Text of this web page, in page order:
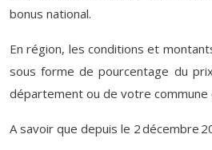
bonus national.
En région, les conditions et
sous forme de pourcentage du
département ou de votre commune
A savoir que depuis le 2 décembre